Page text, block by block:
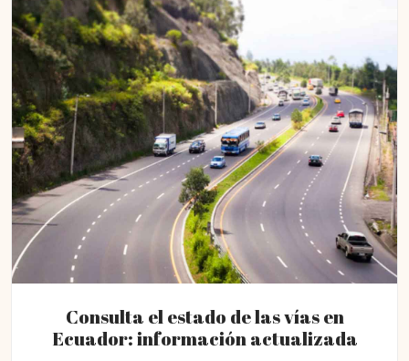
Consulta el estado de las vías en
Ecuador: información actualizada